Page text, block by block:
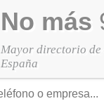
No más
Mayor directorio de
España